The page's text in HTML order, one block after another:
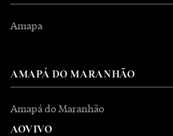
Amapa
AMAPÁ DO MARANHÃO
Amapá do Maranhão
AOVIVO